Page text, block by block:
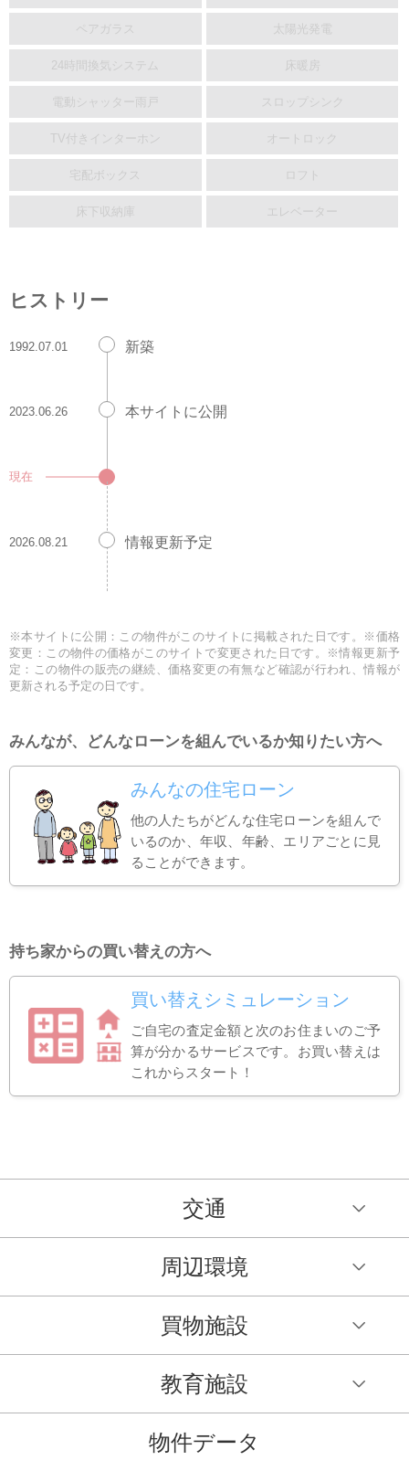
ペアガラス 太陽光発電
24時間換気システム 床暖房
電動シャッター雨戸 スロップシンク
TV付きインターホン オートロック
宅配ボックス ロフト
床下収納庫 エレベーター
ヒストリー
1992.07.01 新築
2023.06.26 本サイトに公開
現在
2026.08.21 情報更新予定
※本サイトに公開：この物件がこのサイトに掲載された日です。※価格
変更：この物件の価格がこのサイトで変更された日です。※情報更新予
定：この物件の販売の継続、価格変更の有無など確認が行われ、情報が
更新される予定の日です。
みんなが、どんなローンを組んでいるか知りたい方へ
みんなの住宅ローン
他の人たちがどんな住宅ローンを組んで
いるのか、年収、年齢、エリアごとに見
ることができます。
持ち家からの買い替えの方へ
買い替えシミュレーション
ご自宅の査定金額と次のお住まいのご予
算が分かるサービスです。お買い替えは
これからスタート！
交通
周辺環境
買物施設
教育施設
物件データ